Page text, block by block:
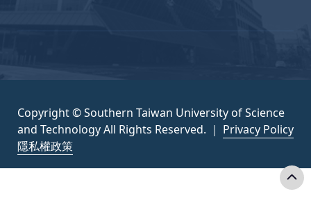
Copyright © Southern Taiwan University of Science
and Technology All Rights Reserved. ｜ Privacy Policy
隱私權政策